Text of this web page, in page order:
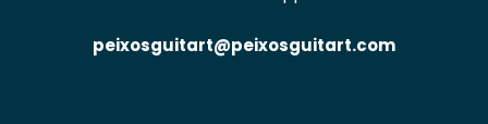
peixosguitart@peixosguitart.com